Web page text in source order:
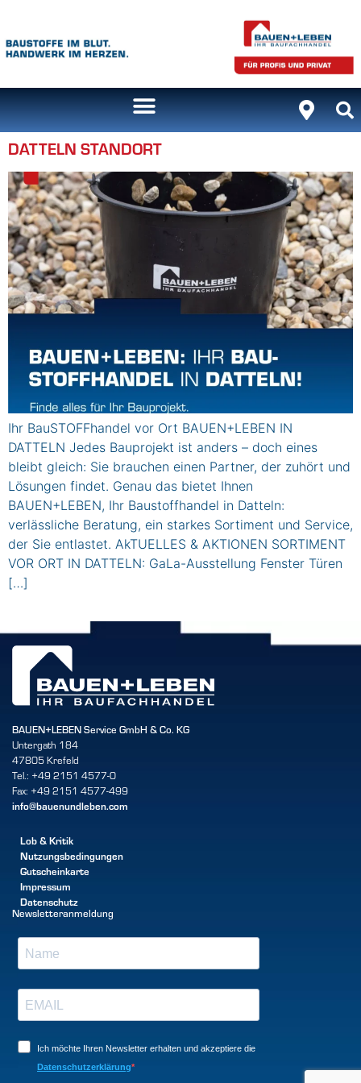
DATTELN STANDORT
Ihr BauSTOFFhandel vor Ort BAUEN+LEBEN IN
DATTELN Jedes Bauprojekt ist anders – doch eines
bleibt gleich: Sie brauchen einen Partner, der zuhört und
Lösungen findet. Genau das bietet Ihnen
BAUEN+LEBEN, Ihr Baustoffhandel in Datteln:
verlässliche Beratung, ein starkes Sortiment und Service,
der Sie entlastet. AkTUELLES & AKTIONEN SORTIMENT
VOR ORT IN DATTELN: GaLa-Ausstellung Fenster Türen
[…]
BAUEN+LEBEN Service GmbH & Co. KG
Untergath 184
47805 Krefeld
Tel.: +49 2151 4577-0
Fax: +49 2151 4577-499
info@bauenundleben.com
Lob & Kritik
Nutzungsbedingungen
Gutscheinkarte
Impressum
Datenschutz
Newsletteranmeldung
Ich möchte Ihren Newsletter erhalten und akzeptiere die
Datenschutzerklärung